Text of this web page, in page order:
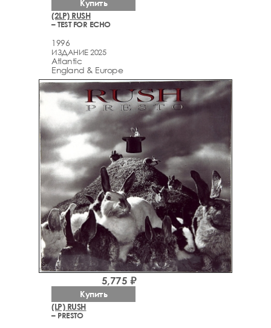
(2LP) RUSH
– TEST FOR ECHO
1996
ИЗДАНИЕ 2025
Atlantic
England & Europe
Купить
(LP) RUSH
– PRESTO
5,775 ₽
Купить